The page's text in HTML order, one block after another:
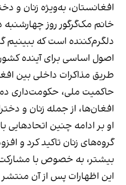
افغانستان، به‌ویژه زنان و
خانم مک‌گرگور روز
دلگرم‌کننده است که
اصول اساسی برای آینده
طریق مذاکرات داخلی بین
حاکمیت ملی، حکومت‌داری
افغان‌ها، از جمله زنان و
او بر ادامه چنین
گروه‌های زنان تاکید کرد و
بیشتر، به خصوص با